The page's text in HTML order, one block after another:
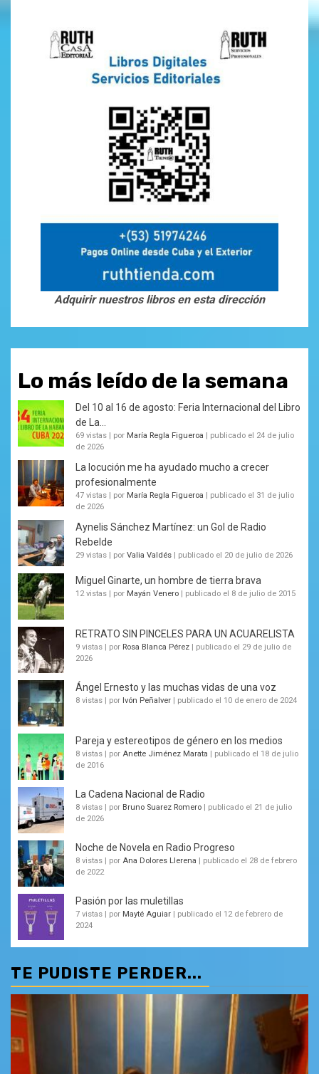
Adquirir nuestros libros en esta dirección
Lo más leído de la semana
Del 10 al 16 de agosto: Feria Internacional del Libro
de La...
69 vistas por María Regla Figueroa
publicado el 24 de julio
de 2026
La locución me ha ayudado mucho a crecer
profesionalmente
47 vistas por María Regla Figueroa
publicado el 31 de julio
de 2026
Aynelis Sánchez Martínez: un Gol de Radio
Rebelde
29 vistas por Valia Valdés publicado el 20 de julio de 2026
Miguel Ginarte, un hombre de tierra brava
12 vistas por Mayán Venero publicado el 8 de julio de 2015
RETRATO SIN PINCELES PARA UN ACUARELISTA
9 vistas por Rosa Blanca Pérez
publicado el 29 de julio de
2026
Ángel Ernesto y las muchas vidas de una voz
8 vistas por Ivón Peñalver publicado el 10 de enero de 2024
Pareja y estereotipos de género en los medios
8 vistas por Anette Jiménez Marata
publicado el 18 de julio
de 2016
La Cadena Nacional de Radio
8 vistas por Bruno Suarez Romero
publicado el 21 de julio
de 2026
Noche de Novela en Radio Progreso
8 vistas por Ana Dolores Llerena
publicado el 28 de febrero
de 2022
Pasión por las muletillas
7 vistas por Mayté Aguiar
publicado el 12 de febrero de
2024
TE PUDISTE PERDER...